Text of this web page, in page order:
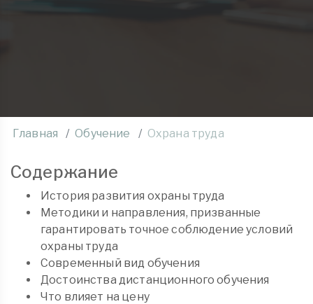
Главная Обучение Охрана труда
Содержание
История развития охраны труда
Методики и направления, призванные
гарантировать точное соблюдение условий
охраны труда
Современный вид обучения
Достоинства дистанционного обучения
Что влияет на цену